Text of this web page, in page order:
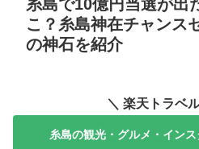
糸島で10億円当選が出
こ？糸島神在チャンス
の神石を紹介
＼ 楽天トラベ
糸島の観光・グルメ・イン